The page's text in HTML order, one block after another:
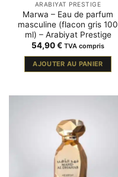
ARABIYAT PRESTIGE
Marwa – Eau de parfum
masculine (flacon gris 100
ml) – Arabiyat Prestige
54,90€ TVA compris
AJOUTER AU PANIER